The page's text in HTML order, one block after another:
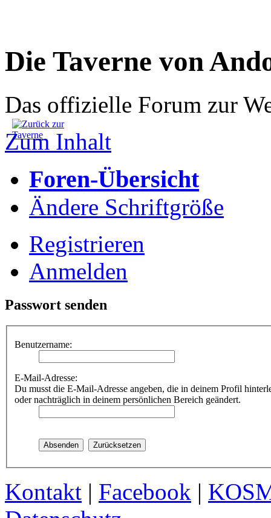
Die Taverne von
Das offizielle Forum zur
Zum Inhalt
Foren-Übersicht
Ändere Schriftgröße
Registrieren
Anmelden
Passwort senden
Benutzername:
E-Mail-Adresse:
Du musst die E-Mail-Adresse angeben, die in deinem Profil
oder nachträglich in deinem persönlichen Bereich geändert.
Kontakt | Facebook |